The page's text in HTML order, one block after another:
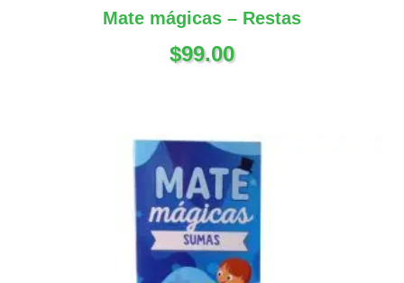
Mate mágicas – Restas
$99.00